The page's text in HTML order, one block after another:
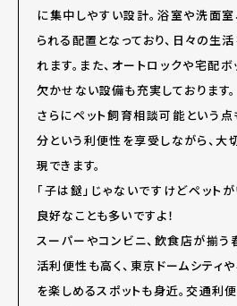
に集中しやすい設計。浴室や洗面室
られる配置となっており、日々の生
れます。また、オートロックや宅配
欠かせない設備も充実しております。
さらにペット飼育相談可能という
分という利便性を享受しながら、大
現できます。
「子は鎹」じゃないですけどペット
良好なことも多いですよ！
スーパーやコンビニ、飲食店が揃う
活利便性も高く、東京ドームシティ
を楽しめるスポットも身近。交通利